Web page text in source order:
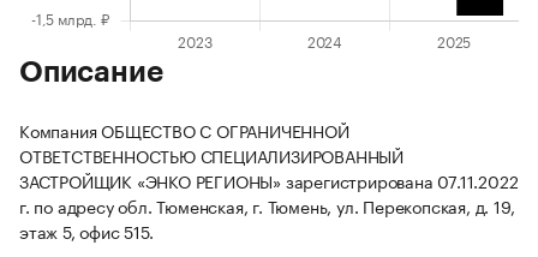
Описание
Компания ОБЩЕСТВО С ОГРАНИЧЕННОЙ
ОТВЕТСТВЕННОСТЬЮ СПЕЦИАЛИЗИРОВАННЫЙ
ЗАСТРОЙЩИК «ЭНКО РЕГИОНЫ» зарегистрирована 07.11.2022
г. по адресу обл. Тюменская, г. Тюмень, ул. Перекопская, д. 19,
этаж 5, офис 515.